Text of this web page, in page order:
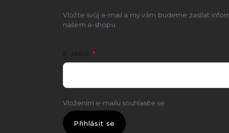
Vložte svůj e-mail a my vám budeme zasílat
našem e-shopu.
Vložením e-mailu souhlasíte se
Přihlásit se